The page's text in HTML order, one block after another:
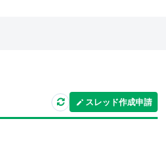
スレッド作成申請